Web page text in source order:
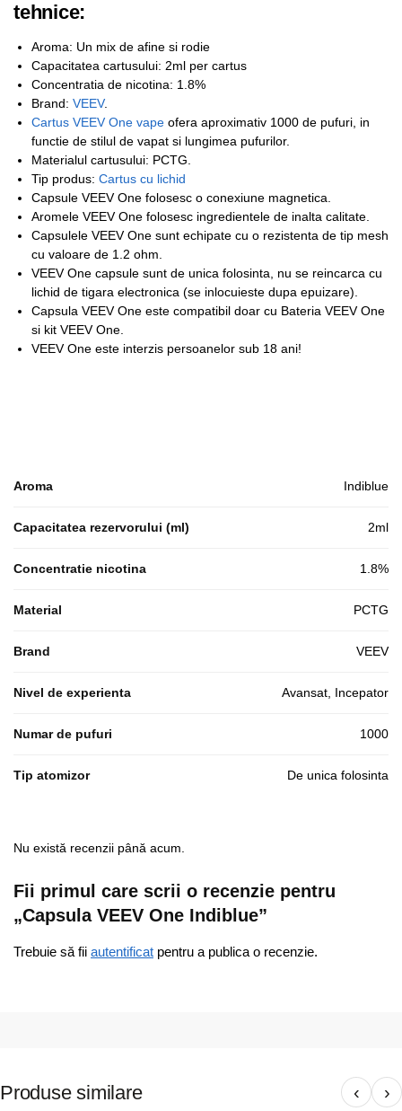
tehnice:
Aroma: Un mix de afine si rodie
Capacitatea cartusului: 2ml per cartus
Concentratia de nicotina: 1.8%
Brand: VEEV.
Cartus VEEV One vape ofera aproximativ 1000 de pufuri, in
functie de stilul de vapat si lungimea pufurilor.
Materialul cartusului: PCTG.
Tip produs: Cartus cu lichid
Capsule VEEV One folosesc o conexiune magnetica.
Aromele VEEV One folosesc ingredientele de inalta calitate.
Capsulele VEEV One sunt echipate cu o rezistenta de tip mesh
cu valoare de 1.2 ohm.
VEEV One capsule sunt de unica folosinta, nu se reincarca cu
lichid de tigara electronica (se inlocuieste dupa epuizare).
Capsula VEEV One este compatibil doar cu Bateria VEEV One
si kit VEEV One.
VEEV One este interzis persoanelor sub 18 ani!
Aroma Indiblue
Capacitatea rezervorului (ml) 2ml
Concentratie nicotina 1.8%
Material PCTG
Brand VEEV
Nivel de experienta Avansat, Incepator
Numar de pufuri 1000
Tip atomizor De unica folosinta
Nu există recenzii până acum.
Fii primul care scrii o recenzie pentru
„Capsula VEEV One Indiblue”
Trebuie să fii autentificat pentru a publica o recenzie.
Produse similare ‹ ›